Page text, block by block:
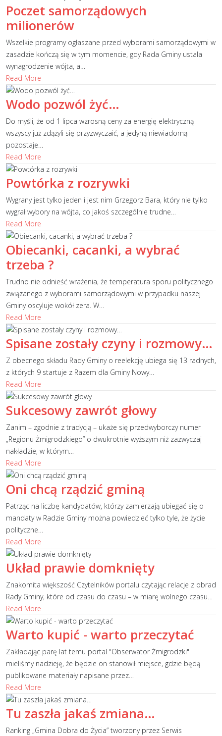
Poczet samorządowych
milionerów
Wszelkie programy ogłaszane przed wyborami samorządowymi w
zasadzie kończą się w tym momencie, gdy Rada Gminy ustala
wynagrodzenie wójta, a…
Read More
Wodo pozwól żyć…
Do myśli, że od 1 lipca wzrosną ceny za energię elektryczną
wszyscy już zdążyli się przyzwyczaić, a jedyną niewiadomą
pozostaje…
Read More
Powtórka z rozrywki
Wygrany jest tylko jeden i jest nim Grzegorz Bara, który nie tylko
wygrał wybory na wójta, co jakoś szczególnie trudne…
Read More
Obiecanki, cacanki, a wybrać
trzeba ?
Trudno nie odnieść wrażenia, że temperatura sporu politycznego
związanego z wyborami samorządowymi w przypadku naszej
Gminy oscyluje wokół zera. W…
Read More
Spisane zostały czyny i rozmowy…
Z obecnego składu Rady Gminy o reelekcję ubiega się 13 radnych,
z których 9 startuje z Razem dla Gminy Nowy…
Read More
Sukcesowy zawrót głowy
Zanim – zgodnie z tradycją – ukaże się przedwyborczy numer
„Regionu Żmigrodzkiego” o dwukrotnie wyższym niż zazwyczaj
nakładzie, w którym…
Read More
Oni chcą rządzić gminą
Patrząc na liczbę kandydatów, którzy zamierzają ubiegać się o
mandaty w Radzie Gminy można powiedzieć tylko tyle, że życie
polityczne…
Read More
Układ prawie domknięty
Znakomita większość Czytelników portalu czytając relacje z obrad
Rady Gminy, które od czasu do czasu – w miarę wolnego czasu…
Read More
Warto kupić - warto przeczytać
Zakładając parę lat temu portal "Obserwator Żmigrodzki"
mieliśmy nadzieję, że będzie on stanowił miejsce, gdzie będą
publikowane materiały napisane przez…
Read More
Tu zaszła jakaś zmiana…
Ranking „Gmina Dobra do Życia” tworzony przez Serwis